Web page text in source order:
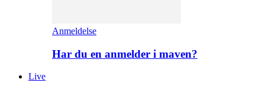
Anmeldelse
Har du en anmelder i maven?
Live